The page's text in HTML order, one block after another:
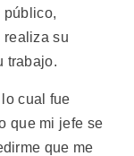
público,
realiza su
trabajo.
cual fue
que mi jefe se
que me